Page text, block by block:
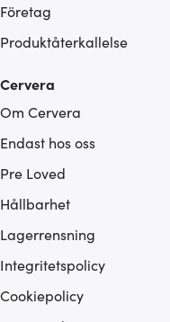
Företag
Produktåterkallelse
Cervera
Om Cervera
Endast hos oss
Pre Loved
Hållbarhet
Lagerrensning
Integritetspolicy
Cookiepolicy